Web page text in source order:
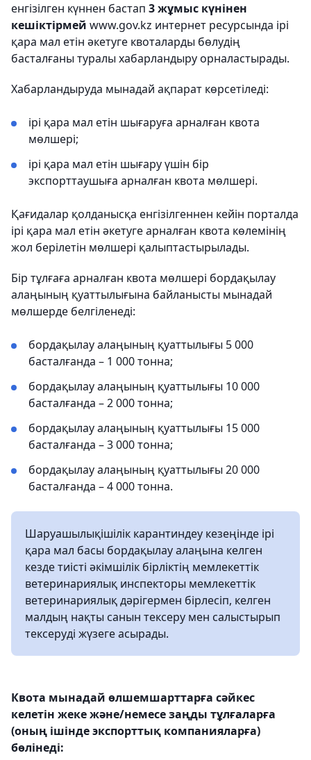
енгізілген күннен бастап 3 жұмыс күнінен
кешіктірмей www.gov.kz интернет ресурсында ірі
қара мал етін әкетуге квоталарды бөлудің
басталғаны туралы хабарландыру орналастырады.
Хабарландыруда мынадай ақпарат көрсетіледі:
ірі қара мал етін шығаруға арналған квота
мөлшері;
ірі қара мал етін шығару үшін бір
экспорттаушыға арналған квота мөлшері.
Қағидалар қолданысқа енгізілгеннен кейін порталда
ірі қара мал етін әкетуге арналған квота көлемінің
жол берілетін мөлшері қалыптастырылады.
Бір тұлғаға арналған квота мөлшері бордақылау
алаңының қуаттылығына байланысты мынадай
мөлшерде белгіленеді:
бордақылау алаңының қуаттылығы 5 000
басталғанда – 1 000 тонна;
бордақылау алаңының қуаттылығы 10 000
басталғанда – 2 000 тонна;
бордақылау алаңының қуаттылығы 15 000
басталғанда – 3 000 тонна;
бордақылау алаңының қуаттылығы 20 000
басталғанда – 4 000 тонна.
Шаруашылықiшiлік карантиндеу кезеңiнде ірі
қара мал басы бордақылау алаңына келген
кезде тиiстi әкiмшiлiк бiрлiктiң мемлекеттiк
ветеринариялық инспекторы мемлекеттік
ветеринариялық дәрiгермен бiрлесiп, келген
малдың нақты санын тексеру мен салыстырып
тексеруді жүзеге асырады.
Квота мынадай өлшемшарттарға сәйкес
келетін жеке және/немесе заңды тұлғаларға
(оның ішінде экспорттық компанияларға)
бөлінеді: